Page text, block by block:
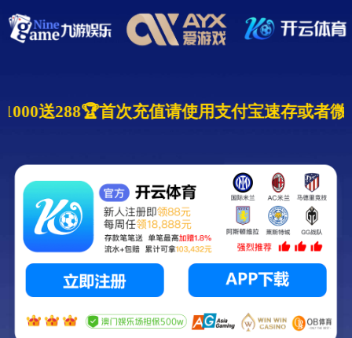
送288🏆首次充值请使用支付宝速存或者微